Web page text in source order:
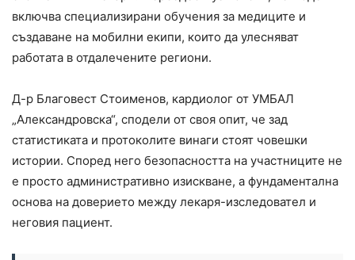
включва специализирани обучения за медиците и
създаване на мобилни екипи, които да улесняват
работата в отдалечените региони.
Д-р Благовест Стоименов, кардиолог от УМБАЛ
„Александровска“, сподели от своя опит, че зад
статистиката и протоколите винаги стоят човешки
истории. Според него безопасността на участниците не
е просто административно изискване, а фундаментална
основа на доверието между лекаря-изследовател и
неговия пациент.